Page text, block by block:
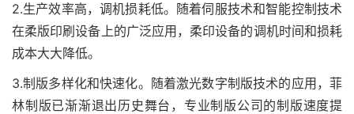
2.生产效率高，调机损耗低。随着伺服技术和智能控制技术
在柔版印刷设备上的广泛应用，柔印设备的调机时间和损耗
成本大大降低。
3.制版多样化和快速化。随着激光数字制版技术的应用，菲
林制版已渐渐退出历史舞台，专业制版公司的制版速度提